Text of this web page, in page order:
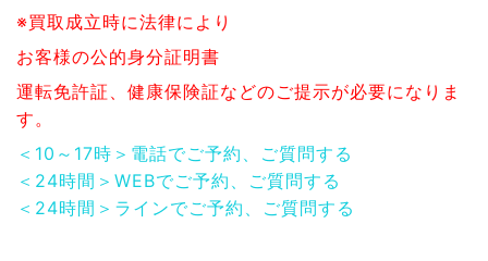
※買取成立時に法律により
お客様の公的身分証明書
運転免許証、健康保険証などのご提示が必要になりま
す。
＜10～17時＞電話でご予約、ご質問する
＜24時間＞WEBでご予約、ご質問する
＜24時間＞ラインでご予約、ご質問する